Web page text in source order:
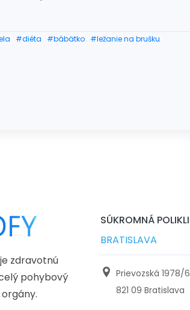
#diéta #bábätko #ležanie na brušku
zdravotnú
pohybový
SÚKROMNÁ
BRATISLAVA
Prievozská 1978/6
821 09 Bratislava